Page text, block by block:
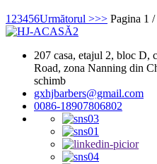
1 23456Următorul >>> Pagina 1 /
207 casa, etajul 2, bloc D,
Road, zona Nanning din
schimb
gxhjbarbers@gmail.com
0086-18907806802